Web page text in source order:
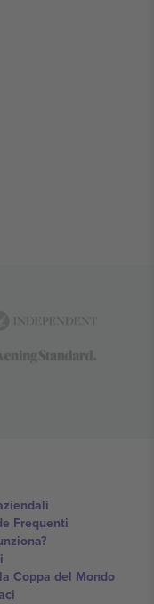
Frequenti
Coppa del Mondo